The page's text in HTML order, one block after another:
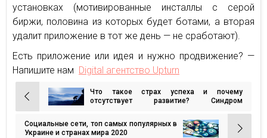
установках (мотивированные инсталлы с серой
биржи, половина из которых будет ботами, а вторая
удалит приложение в тот же день — не сработают).
Есть приложение или идея и нужно продвижение? —
Напишите нам Digital агентство Upturn
Навигация
по
записям
Что такое страх успеха и почему
отсутствует развитие? Синдром
Социальные сети, топ самых популярных в
Украине и странах мира 2020